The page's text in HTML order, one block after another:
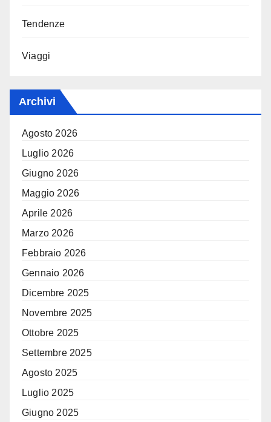
Tendenze
Viaggi
Archivi
Agosto 2026
Luglio 2026
Giugno 2026
Maggio 2026
Aprile 2026
Marzo 2026
Febbraio 2026
Gennaio 2026
Dicembre 2025
Novembre 2025
Ottobre 2025
Settembre 2025
Agosto 2025
Luglio 2025
Giugno 2025